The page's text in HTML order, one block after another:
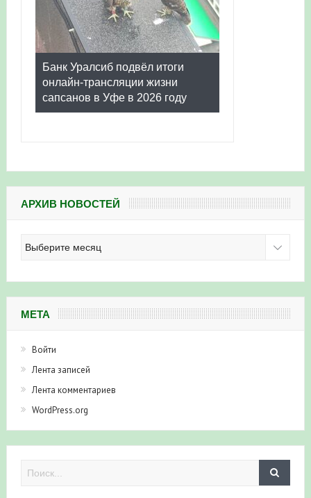
Банк Уралсиб подвёл итоги
онлайн-трансляции жизни
сапсанов в Уфе в 2026 году
АРХИВ НОВОСТЕЙ
новостей
МЕТА
Войти
Лента записей
Лента комментариев
WordPress.org